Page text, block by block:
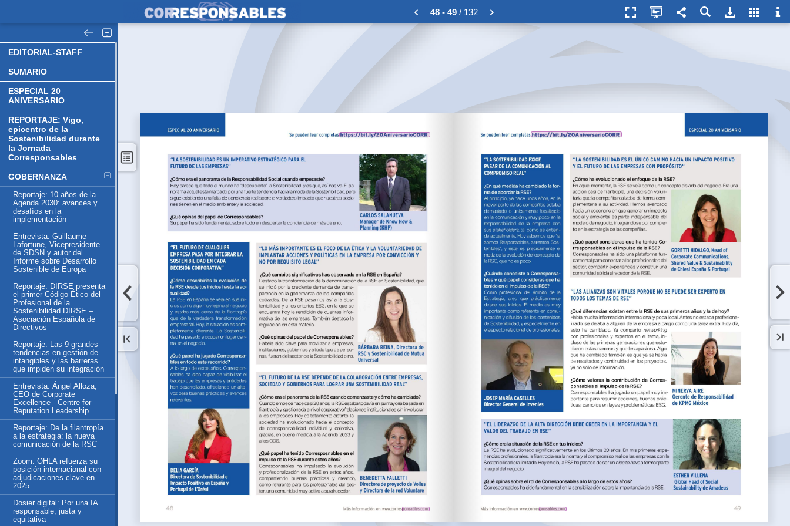
48 - 49/ 132
EDITORIAL-STAFF
SUMARIO
ESPECIAL 20
ANIVERSARIO
REPORTAJE: Vigo,
epicentro de la
Sostenibilidad durante
la Jornada
Corresponsables
GOBERNANZA
Reportaje: 10 años de la
Agenda 2030: avances y
desafíos en la
implementación
Entrevista: Guillaume
Lafortune, Vicepresidente
de SDSN y autor del
Informe sobre Desarrollo
Sostenible de Europa
Reportaje: DIRSE presenta
el primer Código Ético del
Profesional de la
Sostenibilidad DIRSE –
Asociación Española de
Directivos
Reportaje: Las 9 grandes
tendencias en gestión de
intangibles y las barreras
que impiden su integración
Entrevista: Ángel Alloza,
CEO de Corporate
Excellence - Centre for
Reputation Leadership
Reportaje: De la filantropía
a la estrategia: la nueva
comunicación de la RSC
Zoom: OHLA refuerza su
posición internacional con
adjudicaciones clave en
2025
Dosier digital: Por una IA
responsable, justa y
equitativa